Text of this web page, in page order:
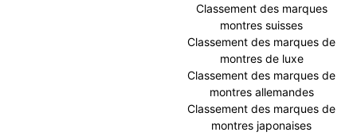
Classement des marques
montres suisses
Classement des marques de
montres de luxe
Classement des marques de
montres allemandes
Classement des marques de
montres japonaises